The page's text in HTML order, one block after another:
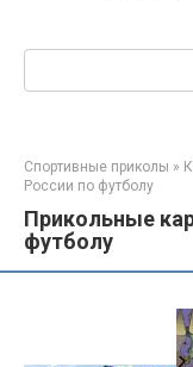
Спортивные приколы »
России по футболу
Прикольные
футболу